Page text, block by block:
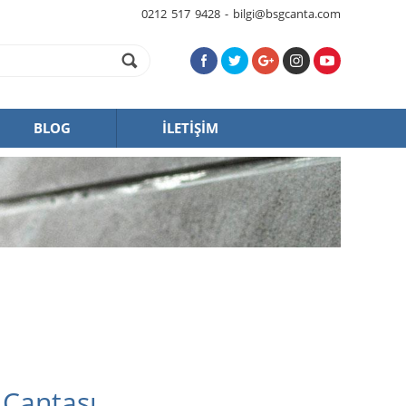
0212 517 9428 - bilgi@bsgcanta.com
BLOG İLETİŞİM